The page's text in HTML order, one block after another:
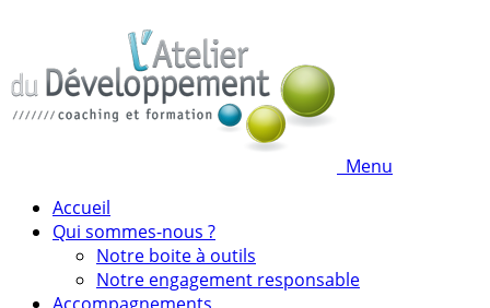
Menu
Accueil
Qui sommes-nous ?
Notre boite à outils
Notre engagement responsable